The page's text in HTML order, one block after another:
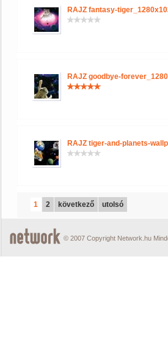
RAJZ fantasy-
RAJZ goodbye-
RAJZ tiger-and-planets-
1 2 következő utolsó
© 2007 Copyright Network.hu